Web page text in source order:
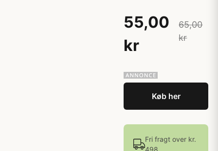
55,00
kr
65,00
kr
Køb her
Fri fragt over kr.
498